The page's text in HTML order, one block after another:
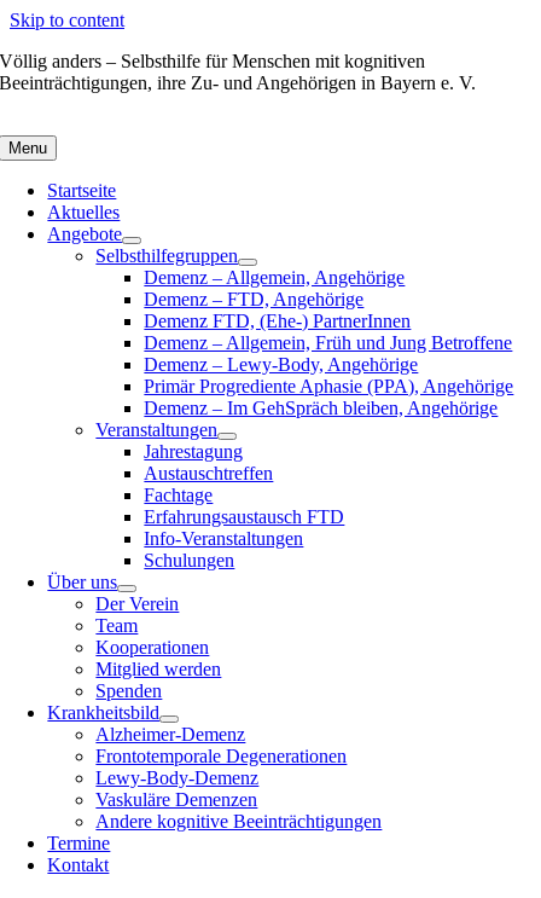
Skip to content
Völlig anders – Selbsthilfe für Menschen mit kognitiven
Beeinträchtigungen, ihre Zu- und Angehörigen in Bayern e. V.
Menu
Startseite
Aktuelles
Angebote
Selbsthilfegruppen
Demenz – Allgemein, Angehörige
Demenz – FTD, Angehörige
Demenz FTD, (Ehe-) PartnerInnen
Demenz – Allgemein, Früh und Jung Betroffene
Demenz – Lewy-Body, Angehörige
Primär Progrediente Aphasie (PPA), Angehörige
Demenz – Im GehSpräch bleiben, Angehörige
Veranstaltungen
Jahrestagung
Austauschtreffen
Fachtage
Erfahrungsaustausch FTD
Info-Veranstaltungen
Schulungen
Über uns
Der Verein
Team
Kooperationen
Mitglied werden
Spenden
Krankheitsbild
Alzheimer-Demenz
Frontotemporale Degenerationen
Lewy-Body-Demenz
Vaskuläre Demenzen
Andere kognitive Beeinträchtigungen
Termine
Kontakt